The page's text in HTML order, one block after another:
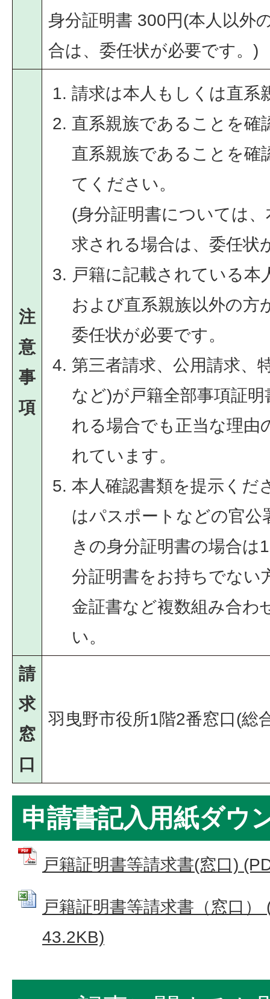
身分証明書 300円(本人以外
合は、委任状が必要です。)
注
意
事
項
請求は本人もしくは直系
直系親族であることを確
直系親族であることを確
てください。
(身分証明書については
求される場合は、委任状
戸籍に記載されている本
および直系親族以外の方
委任状が必要です。
第三者請求、公用請求、
など)が戸籍全部事項証
れる場合でも正当な理由
れています。
本人確認書類を提示くだ
はパスポートなどの官公
きの身分証明書の場合は
分証明書をお持ちでない
金証書など複数組み合わ
い。
請
求
窓
口
羽曳野市役所1階2番窓口(総
申請書記入用紙ダウ
戸籍証明書等請求書(窓口)
戸籍証明書等請求書（窓口
43.2KB)